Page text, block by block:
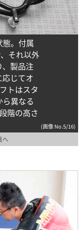
態。付属
それ以外
製品注
じてオ
トはスタ
異なる
階の高さ
(画像 No.5/16)
へ